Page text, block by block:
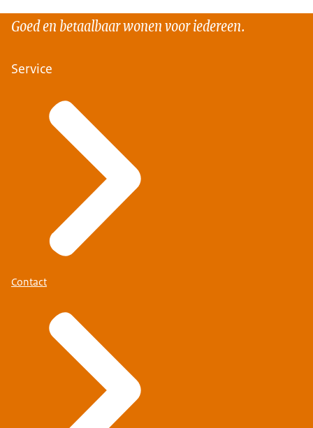
Goed en betaalbaar wonen voor iedereen.
Service
Contact